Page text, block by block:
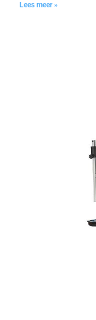
Lees meer »